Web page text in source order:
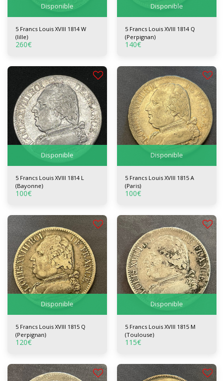
Disponible
5 Francs Louis XVIII 1814 W
(lille)
260€
Disponible
5 Francs Louis XVIII 1814 Q
(Perpignan)
140€
Disponible
5 Francs Louis XVIII 1814 L
(Bayonne)
100€
Disponible
5 Francs Louis XVIII 1815 A
(Paris)
100€
Disponible
5 Francs Louis XVIII 1815 Q
(Perpignan)
120€
Disponible
5 Francs Louis XVIII 1815 M
(Toulouse)
115€